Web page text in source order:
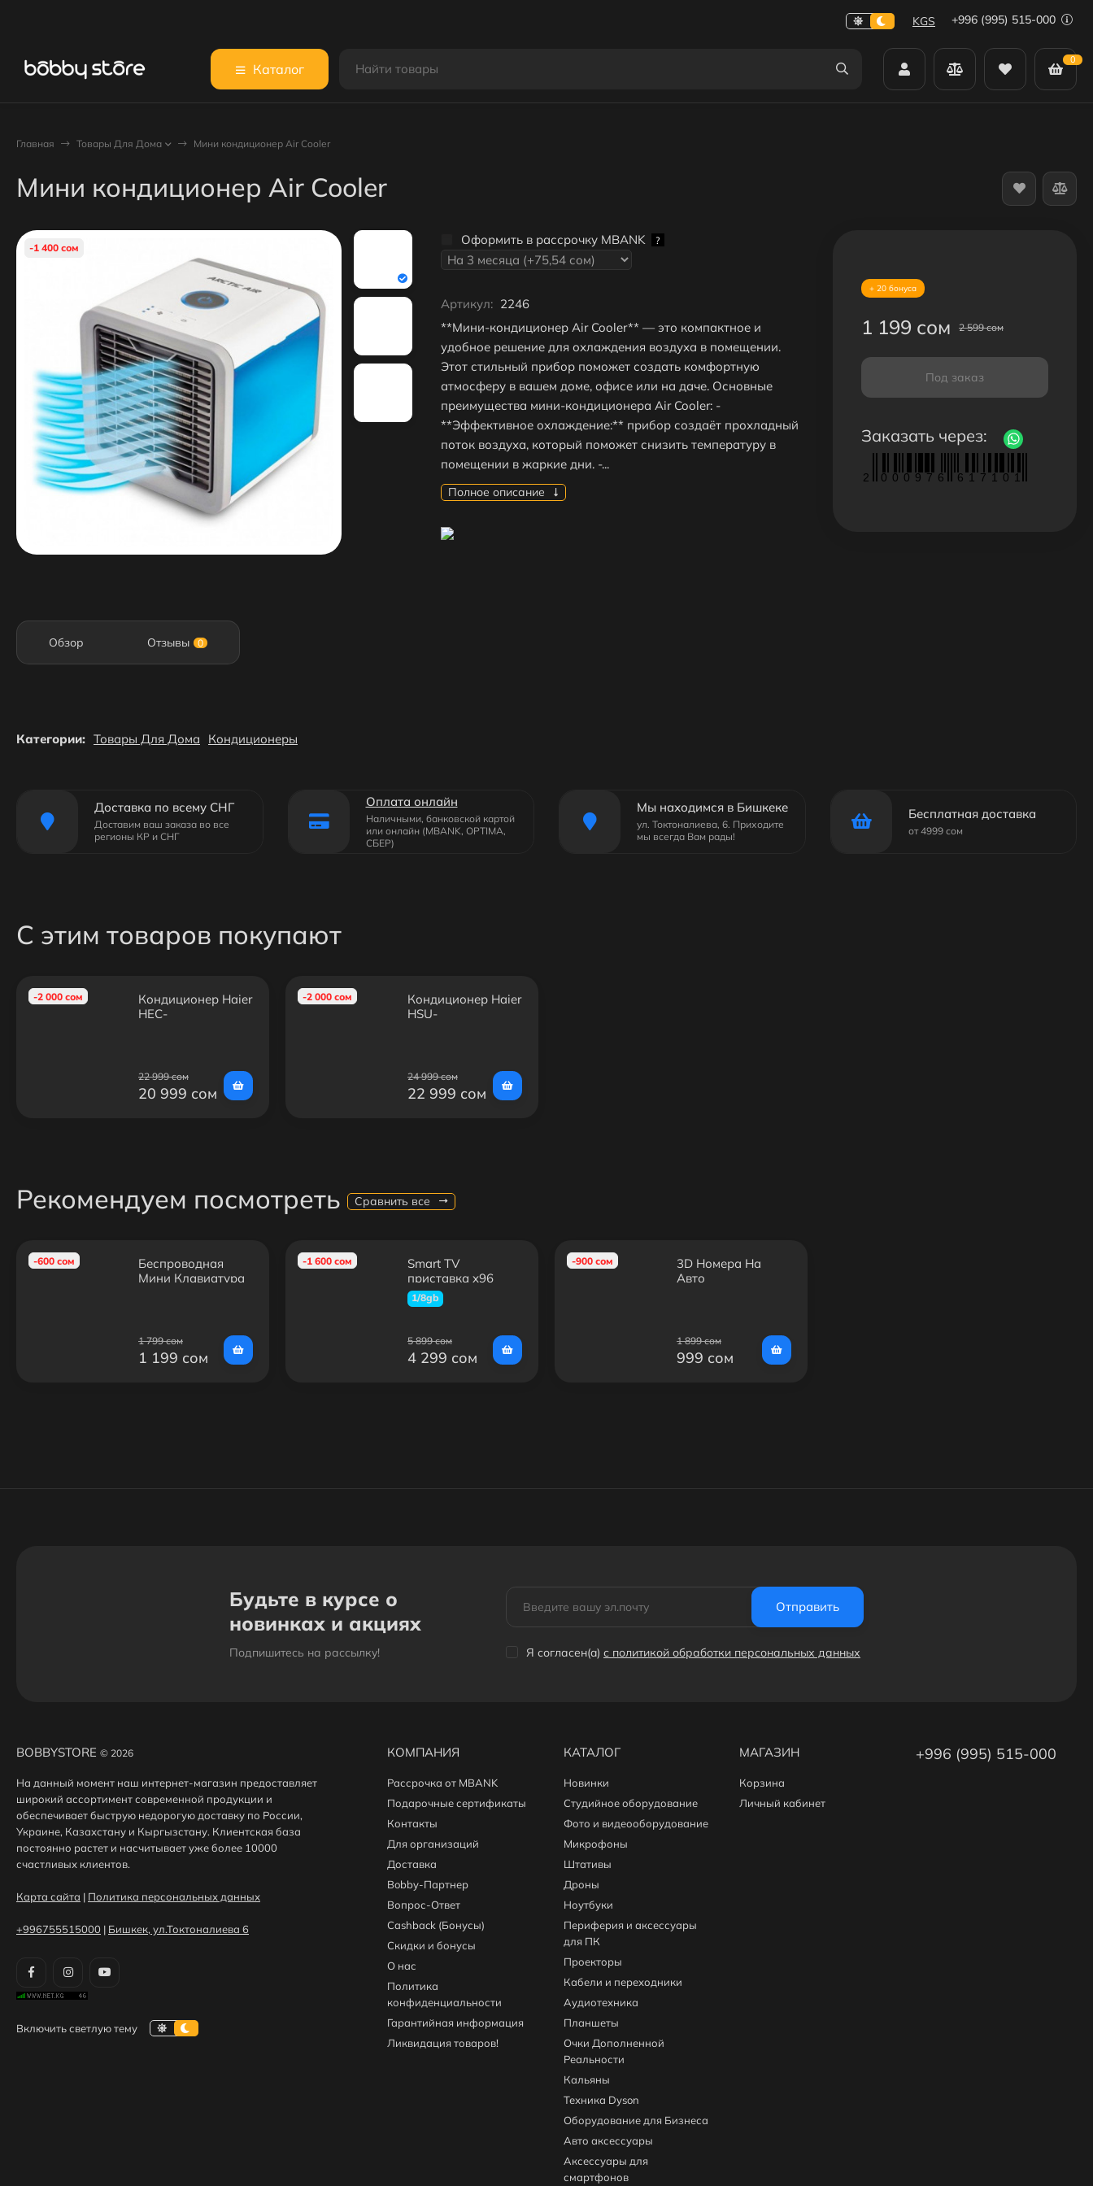
KGS +996 (995) 515-000
Каталог
0
Главная Товары Для Дома Мини кондиционер Air Cooler
Мини кондиционер Air Cooler
-1 400 сом
Оформить в рассрочку MBANK ?
Артикул: 2246
**Мини-кондиционер Air Cooler** — это компактное и
удобное решение для охлаждения воздуха в помещении.
Этот стильный прибор поможет создать комфортную
атмосферу в вашем доме, офисе или на даче. Основные
преимущества мини-кондиционера Air Cooler: -
**Эффективное охлаждение:** прибор создаёт прохладный
поток воздуха, который поможет снизить температуру в
помещении в жаркие дни. -...
Полное описание
+ 20 бонуса
1 199 сом 2 599 сом
Под заказ
Заказать через:
2 0 0 0 9 7 6 6 1 7 1 0 1
Обзор Отзывы 0
Категории: Товары Для Дома Кондиционеры
Доставка по всему СНГ
Доставим ваш заказа во все
регионы КР и СНГ
Оплата онлайн
Наличными, банковской картой
или онлайн (MBANK, OPTIMA,
СБЕР)
Мы находимся в Бишкеке
ул. Токтоналиева, 6. Приходите
мы всегда Вам рады!
Бесплатная доставка
от 4999 сом
С этим товаров покупают
-2 000 сом
Кондиционер Haier
HEC-
22 999 сом
20 999 сом
-2 000 сом
Кондиционер Haier
HSU-
24 999 сом
22 999 сом
Рекомендуем посмотреть Сравнить все
-600 сом
Беспроводная
Мини Клавиатура
1 799 сом
1 199 сом
-1 600 сом
Smart TV
приставка x96
(1/8GB)
1/8gb
5 899 сом
4 299 сом
-900 сом
3D Номера На
Авто
1 899 сом
999 сом
Будьте в курсе о
новинках и акциях
Подпишитесь на рассылкy!
Отправить
Я согласен(a) с политикой обработки персональных данных
BOBBYSTORE © 2026
На данный момент наш интернет-магазин предоставляет
широкий ассортимент современной продукции и
обеспечивает быструю недорогую доставку по России,
Украине, Казахстану и Кыргызстану. Клиентская база
постоянно растет и насчитывает уже более 10000
счастливых клиентов.
Карта сайта | Политика персональных данных
+996755515000 | Бишкек, ул.Токтоналиева 6
КОМПАНИЯ
Рассрочка от MBANK
Подарочные сертификаты
Контакты
Для организаций
Доставка
Bobby-Партнер
Вопрос-Ответ
Cashback (Бонусы)
Скидки и бонусы
О нас
Политика
конфиденциальности
Гарантийная информация
Ликвидация товаров!
КАТАЛОГ
Новинки
Студийное оборудование
Фото и видеооборудование
Микрофоны
Штативы
Дроны
Ноутбуки
Периферия и аксессуары
для ПК
Проекторы
Кабели и переходники
Аудиотехника
Планшеты
Очки Дополненной
Реальности
Кальяны
Техника Dyson
Оборудование для Бизнеса
Авто аксессуары
Аксессуары для
смартфонов
МАГАЗИН
Корзина
Личный кабинет
+996 (995) 515-000